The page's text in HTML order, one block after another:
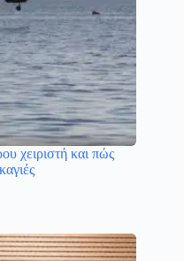
χειριστή και πώς